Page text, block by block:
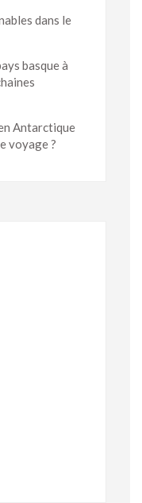
dans le
basque à
Antarctique
voyage ?